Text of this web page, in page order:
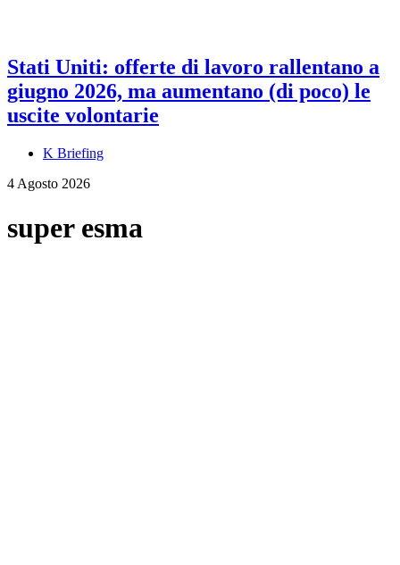
Stati Uniti: offerte di lavoro rallentano a
giugno 2026, ma aumentano (di poco) le
uscite volontarie
K Briefing
4 Agosto 2026
super esma